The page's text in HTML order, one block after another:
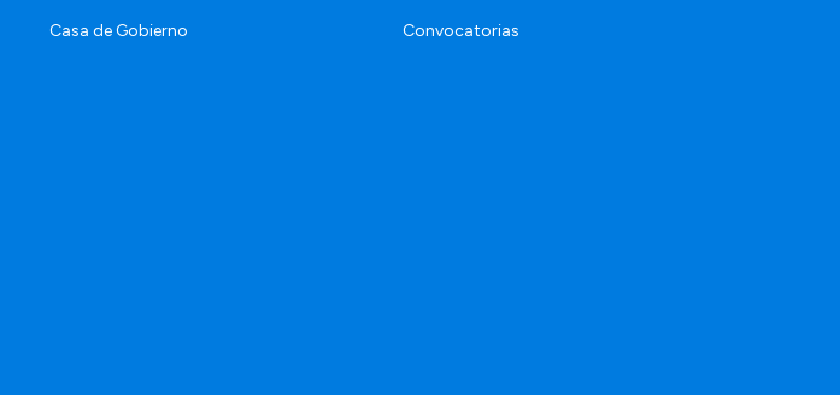
Casa de Gobierno Convocatorias